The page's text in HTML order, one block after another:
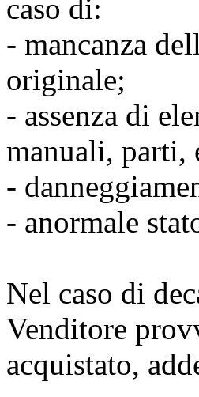
caso di:
- mancanza
originale;
- assenza di
manuali, parti,
-
- anormale
Nel caso di
Venditore
acquistato,